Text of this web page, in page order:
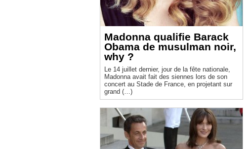
Madonna qualifie Barack
Obama de musulman noir,
why ?
Le 14 juillet dernier, jour de la fête nationale,
Madonna avait fait des siennes lors de son
concert au Stade de France, en projetant sur
grand (…)